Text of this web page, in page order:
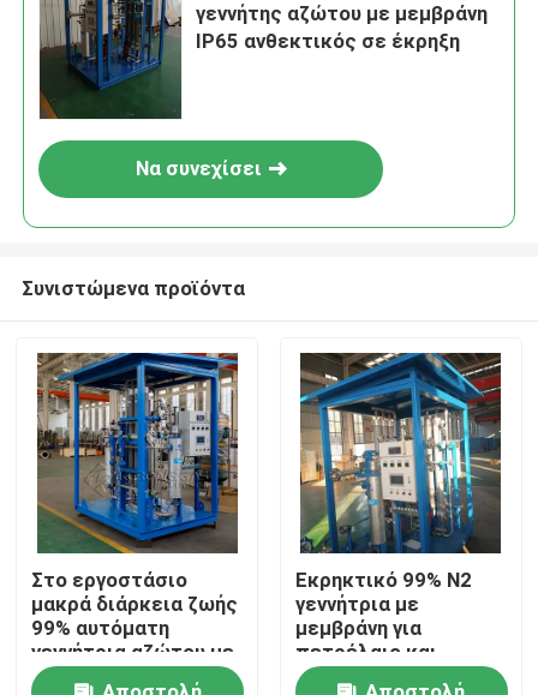
Σπίτι
Προϊόντα
Σχετικά με εμάς
γεννήτης αζώτου με μεμβράνη
IP65 ανθεκτικός σε έκρηξη
Να συνεχίσει
Συνιστώμενα προϊόντα
Στο εργοστάσιο
μακρά διάρκεια ζωής
99% αυτόματη
γεννήτρια αζώτου με
μεμβράνη
Εκρηκτικό 99% N2
γεννήτρια με
μεμβράνη για
πετρέλαιο και
φυσικό αέριο υψηλής